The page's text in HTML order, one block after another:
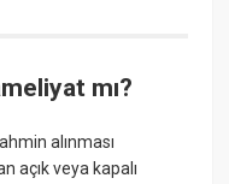
mı?
alınması
açık veya kapalı